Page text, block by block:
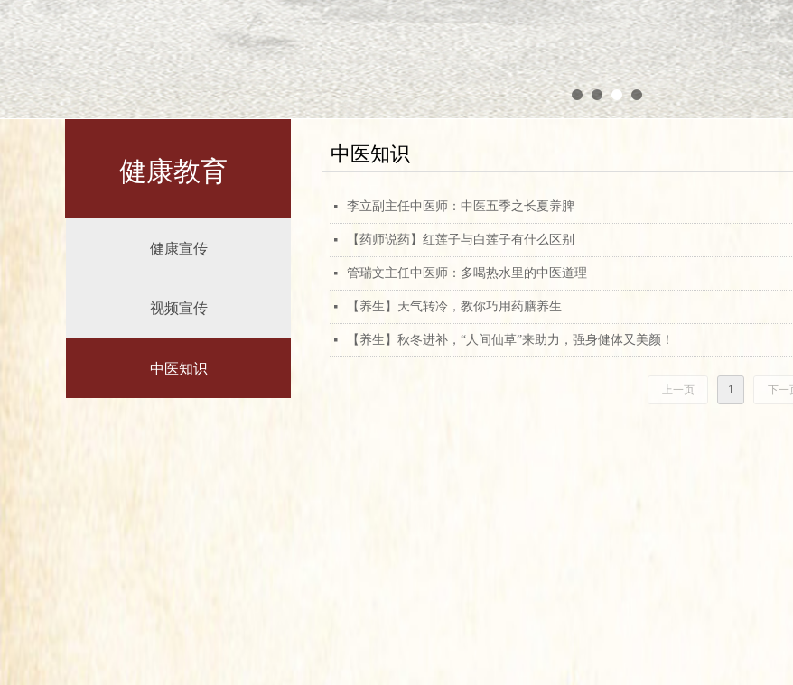
健康宣传
视频宣传
中医知识
健康教育
中医知识
넷 李立副主任中医师：中医五季之长夏养脾
넷 ​【药师说药】红莲子与白莲子有什么区别
넷 管瑞文主任中医师：多喝热水里的中医道理
넷 ​【养生】天气转冷，教你巧用药膳养生
넷 【养生】秋冬进补，“人间仙草”来助力，强身健体又美颜！
上一页 1 下一